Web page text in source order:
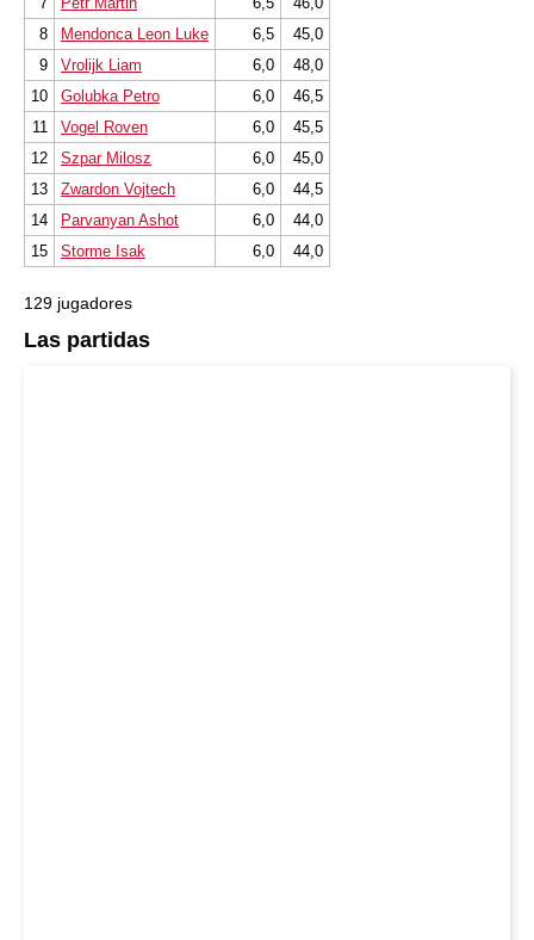
8
Mendonca Leon Luke 6,5
45,0
9
Vrolijk Liam 6,0
48,0
10
Golubka Petro 6,0
46,5
11
Vogel Roven 6,0
45,5
12
Szpar Milosz 6,0
45,0
13
Zwardon Vojtech 6,0
44,5
14
Parvanyan Ashot 6,0
44,0
15
Storme Isak 6,0 44,0
129 jugadores
Las partidas